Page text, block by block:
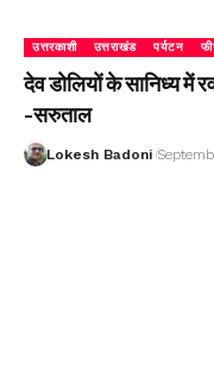
उत्तरकाशी उत्तराखंड पर्यटन
देव डोलियों के सानिध्य में
-सरुताल
Lokesh Badoni